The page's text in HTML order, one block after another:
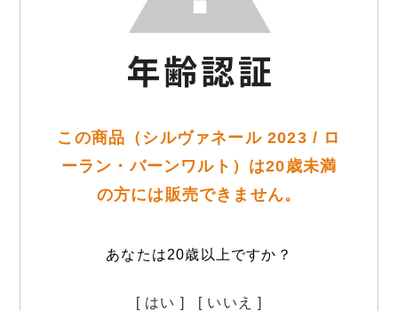
この商品（シルヴァネール 2023 / ロ
ーラン・バーンワルト）は20歳未満
の方には販売できません。
あなたは20歳以上ですか？
[ はい ] [ いいえ ]